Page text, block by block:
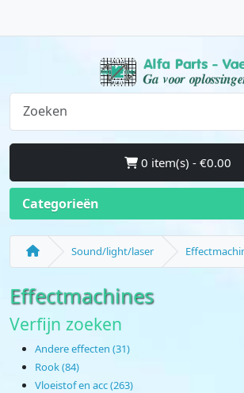
0 item(s) - €0.00
Categorieën
Sound/light/laser
Effectmachines
Verfijn zoeken
Andere effecten (31)
Rook (84)
Vloeistof en acc (263)